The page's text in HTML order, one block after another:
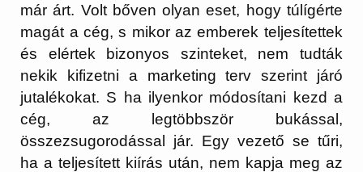
már árt. Volt bőven olyan eset, hogy túlígérte
magát a cég, s mikor az emberek teljesítettek
és elértek bizonyos szinteket, nem tudták
nekik kifizetni a marketing terv szerint járó
jutalékokat. S ha ilyenkor módosítani kezd a
cég, az legtöbbször bukással,
összezsugorodással jár. Egy vezető se tűri,
ha a teljesített kiírás után, nem kapja meg az